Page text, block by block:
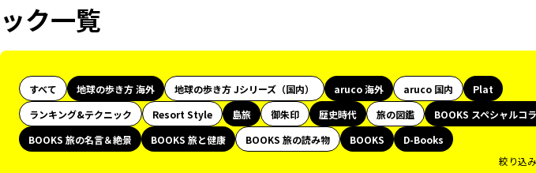
ック一覧
すべて 地球の歩き方 海外 地球の歩き方 Jシリーズ（国内） aruco 海外 aruco 国内
Plat
ランキング&テクニック
Resort Style 島旅 御朱印 歴史時代 旅の図鑑
BOOKS スペシャルコ
BOOKS 旅の名言＆絶景
BOOKS 旅と健康 BOOKS 旅の読み物 BOOKS
D-Books
絞り込